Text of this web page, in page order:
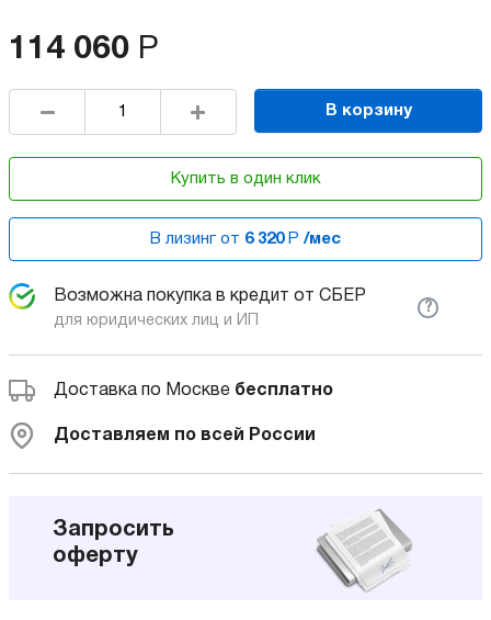
114 060 Р
В корзину
Купить в один клик
В лизинг от 6 320 Р /мес
Возможна покупка в кредит от СБЕР
для юридических лиц и ИП
?
Доставка по Москве бесплатно
Доставляем по всей России
Запросить
оферту